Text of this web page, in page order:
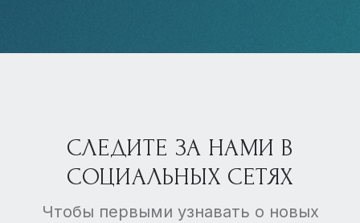
СЛЕДИТЕ ЗА НАМИ В
СОЦИАЛЬНЫХ СЕТЯХ
Чтобы первыми узнавать о новых